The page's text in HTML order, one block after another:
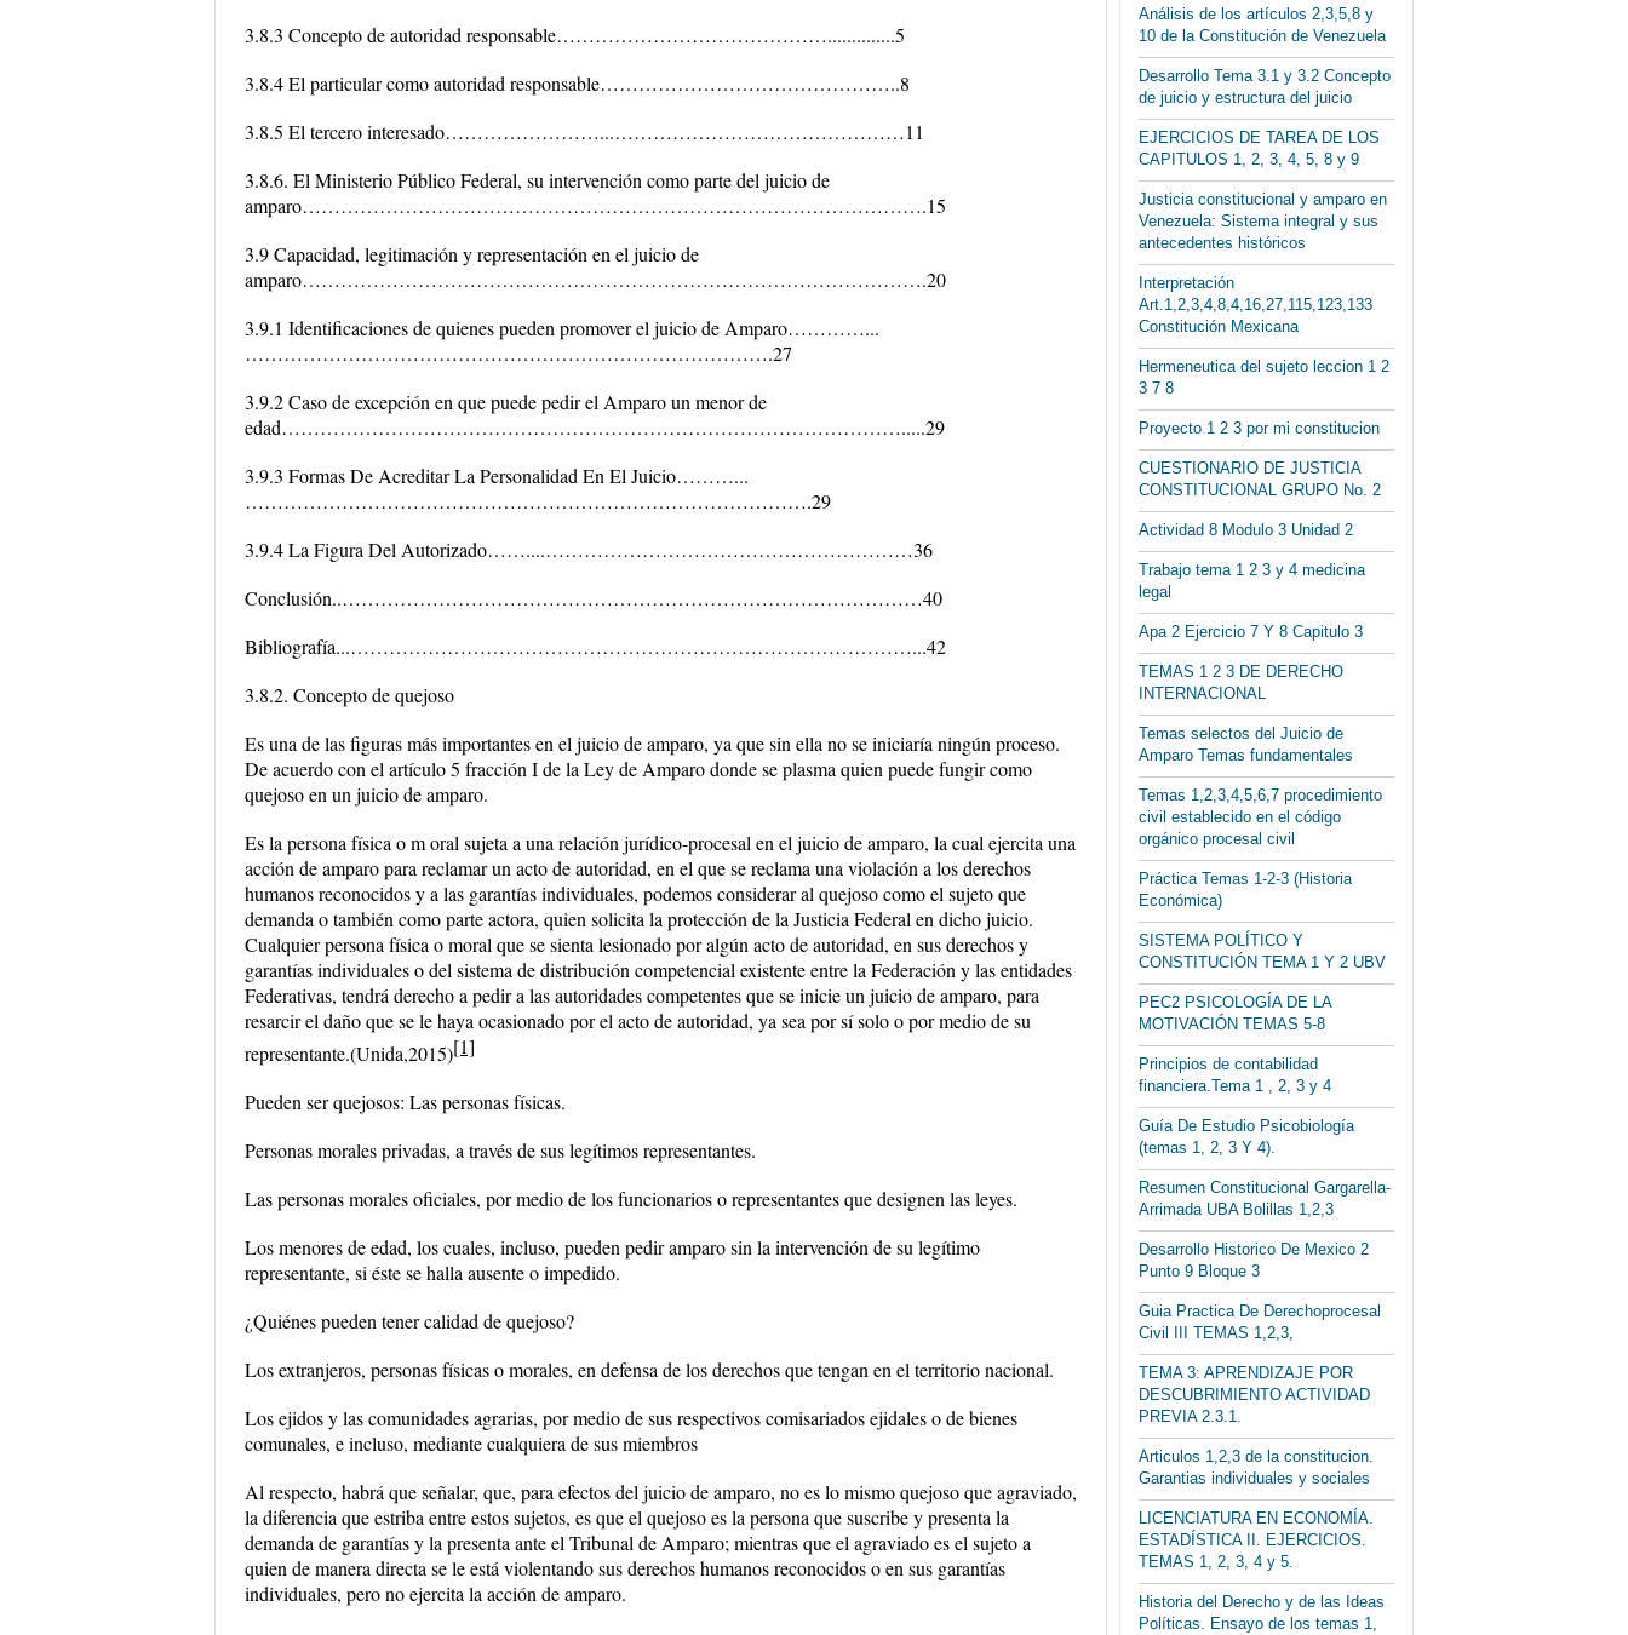
3.8.3 Concepto de autoridad responsable……………………………………..............5
3.8.4 El particular como autoridad responsable………………………………………..8
3.8.5 El tercero interesado……………………...………………………………………11
3.8.6. El Ministerio Público Federal, su intervención como parte del juicio de
amparo…………………………………………………………………………………….15
3.9 Capacidad, legitimación y representación en el juicio de
amparo…………………………………………………………………………………….20
3.9.1 Identificaciones de quienes pueden promover el juicio de Amparo…………...
……………………………………………………………………….27
3.9.2 Caso de excepción en que puede pedir el Amparo un menor de
edad…………………………………………………………………………………….....29
3.9.3 Formas De Acreditar La Personalidad En El Juicio………...
…………………………………………………………………………….29
3.9.4 La Figura Del Autorizado……....…………………………………………………36
Conclusión..………………………………………………………………………………40
Bibliografía...……………………………………………………………………………...42
3.8.2. Concepto de quejoso
Es una de las figuras más importantes en el juicio de amparo, ya que sin ella no se iniciaría ningún proceso.
De acuerdo con el artículo 5 fracción I de la Ley de Amparo donde se plasma quien puede fungir como
quejoso en un juicio de amparo.
Es la persona física o m oral sujeta a una relación jurídico-procesal en el juicio de amparo, la cual ejercita una
acción de amparo para reclamar un acto de autoridad, en el que se reclama una violación a los derechos
humanos reconocidos y a las garantías individuales, podemos considerar al quejoso como el sujeto que
demanda o también como parte actora, quien solicita la protección de la Justicia Federal en dicho juicio.
Cualquier persona física o moral que se sienta lesionado por algún acto de autoridad, en sus derechos y
garantías individuales o del sistema de distribución competencial existente entre la Federación y las entidades
Federativas, tendrá derecho a pedir a las autoridades competentes que se inicie un juicio de amparo, para
resarcir el daño que se le haya ocasionado por el acto de autoridad, ya sea por sí solo o por medio de su
representante.(Unida,2015)[1]
Pueden ser quejosos: Las personas físicas.
Personas morales privadas, a través de sus legítimos representantes.
Las personas morales oficiales, por medio de los funcionarios o representantes que designen las leyes.
Los menores de edad, los cuales, incluso, pueden pedir amparo sin la intervención de su legítimo
representante, si éste se halla ausente o impedido.
¿Quiénes pueden tener calidad de quejoso?
Los extranjeros, personas físicas o morales, en defensa de los derechos que tengan en el territorio nacional.
Los ejidos y las comunidades agrarias, por medio de sus respectivos comisariados ejidales o de bienes
comunales, e incluso, mediante cualquiera de sus miembros
Al respecto, habrá que señalar, que, para efectos del juicio de amparo, no es lo mismo quejoso que agraviado,
la diferencia que estriba entre estos sujetos, es que el quejoso es la persona que suscribe y presenta la
demanda de garantías y la presenta ante el Tribunal de Amparo; mientras que el agraviado es el sujeto a
quien de manera directa se le está violentando sus derechos humanos reconocidos o en sus garantías
individuales, pero no ejercita la acción de amparo.
Análisis de los artículos 2,3,5,8 y
10 de la Constitución de Venezuela
Desarrollo Tema 3.1 y 3.2 Concepto
de juicio y estructura del juicio
EJERCICIOS DE TAREA DE LOS
CAPITULOS 1, 2, 3, 4, 5, 8 y 9
Justicia constitucional y amparo en
Venezuela: Sistema integral y sus
antecedentes históricos
Interpretación
Art.1,2,3,4,8,4,16,27,115,123,133
Constitución Mexicana
Hermeneutica del sujeto leccion 1 2
3 7 8
Proyecto 1 2 3 por mi constitucion
CUESTIONARIO DE JUSTICIA
CONSTITUCIONAL GRUPO No. 2
Actividad 8 Modulo 3 Unidad 2
Trabajo tema 1 2 3 y 4 medicina
legal
Apa 2 Ejercicio 7 Y 8 Capitulo 3
TEMAS 1 2 3 DE DERECHO
INTERNACIONAL
Temas selectos del Juicio de
Amparo Temas fundamentales
Temas 1,2,3,4,5,6,7 procedimiento
civil establecido en el código
orgánico procesal civil
Práctica Temas 1-2-3 (Historia
Económica)
SISTEMA POLÍTICO Y
CONSTITUCIÓN TEMA 1 Y 2 UBV
PEC2 PSICOLOGÍA DE LA
MOTIVACIÓN TEMAS 5-8
Principios de contabilidad
financiera.Tema 1 , 2, 3 y 4
Guía De Estudio Psicobiología
(temas 1, 2, 3 Y 4).
Resumen Constitucional Gargarella-
Arrimada UBA Bolillas 1,2,3
Desarrollo Historico De Mexico 2
Punto 9 Bloque 3
Guia Practica De Derechoprocesal
Civil III TEMAS 1,2,3,
TEMA 3: APRENDIZAJE POR
DESCUBRIMIENTO ACTIVIDAD
PREVIA 2.3.1.
Articulos 1,2,3 de la constitucion.
Garantias individuales y sociales
LICENCIATURA EN ECONOMÍA.
ESTADÍSTICA II. EJERCICIOS.
TEMAS 1, 2, 3, 4 y 5.
Historia del Derecho y de las Ideas
Políticas. Ensayo de los temas 1,